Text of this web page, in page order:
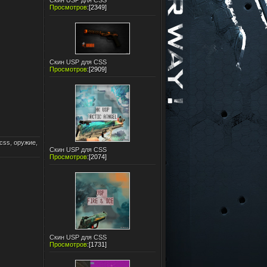
оружие,
Просмотров:[2349]
Скин USP для CSS
Просмотров:[2909]
Скин USP для CSS
Просмотров:[2074]
Скин USP для CSS
Просмотров:[1731]